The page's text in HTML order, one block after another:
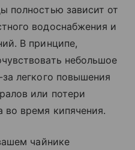
полностью зависит от
водоснабжения и
В принципе,
небольшое
легкого повышения
или потери
во время кипячения.
чайнике